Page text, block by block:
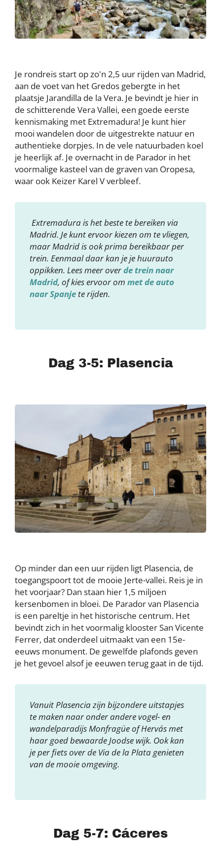
Je rondreis start op zo'n 2,5 uur rijden van Madrid,
aan de voet van het Gredos gebergte in het
plaatsje Jarandilla de la Vera. Je bevindt je hier in
de schitterende Vera Vallei, een goede eerste
kennismaking met Extremadura! Je kunt hier
mooi wandelen door de uitgestrekte natuur en
authentieke dorpjes. In de vele natuurbaden koel
je heerlijk af. Je overnacht in de Parador in het
voormalige kasteel van de graven van Oropesa,
waar ook Keizer Karel V verbleef.
Extremadura is het beste te bereiken via
Madrid. Je kunt ervoor kiezen om te vliegen,
maar Madrid is ook prima bereikbaar per
trein. Eenmaal daar kan je je huurauto
oppikken. Lees meer overde trein naar
Madrid, of kies ervoor om met de auto
naar Spanje te rijden.
Dag 3-5: Plasencia
Op minder dan een uur rijden ligt Plasencia, de
toegangspoort tot de mooie Jerte-vallei. Reis je in
het voorjaar? Dan staan hier 1,5 miljoen
kersenbomen in bloei. De Parador van Plasencia
is een pareltje in het historische centrum. Het
bevindt zich in het voormalig klooster San Vicente
Ferrer, dat onderdeel uitmaakt van een 15e-
eeuws monument. De gewelfde plafonds geven
je het gevoel alsof je eeuwen terug gaat in de tijd.
Vanuit Plasencia zijn bijzondere uitstapjes
te maken naar onder andere vogel- en
wandelparadijs Monfragüe of Hervás met
haar goed bewaarde Joodse wijk. Ook kan
je per fiets over de Via de la Plata genieten
van de mooie omgeving.
Dag 5-7: Cáceres